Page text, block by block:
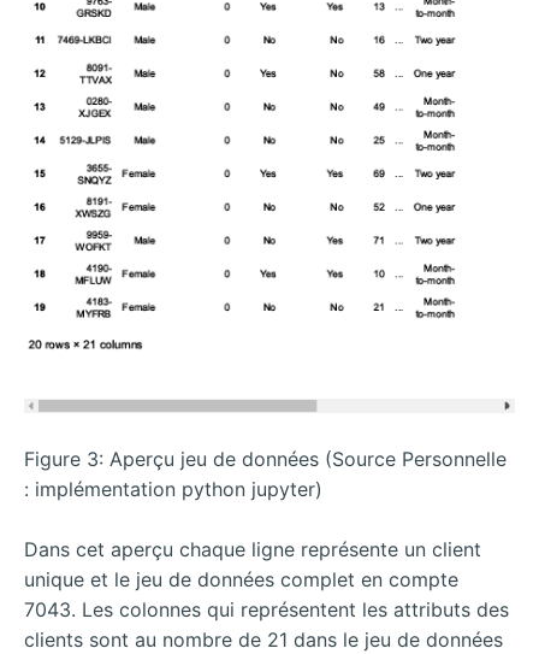
Figure 3: Aperçu jeu de données (Source Personnelle
: implémentation python jupyter)
Dans cet aperçu chaque ligne représente un client
unique et le jeu de données complet en compte
7043. Les colonnes qui représentent les attributs des
clients sont au nombre de 21 dans le jeu de données